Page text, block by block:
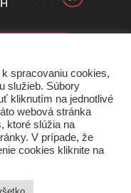
Štatút súťaží
spracovaniu cookies,
služieb. Súbory
kliknutím na jednotlivé
webová stránka
ktoré slúžia na
V prípade, že
cookies kliknite na